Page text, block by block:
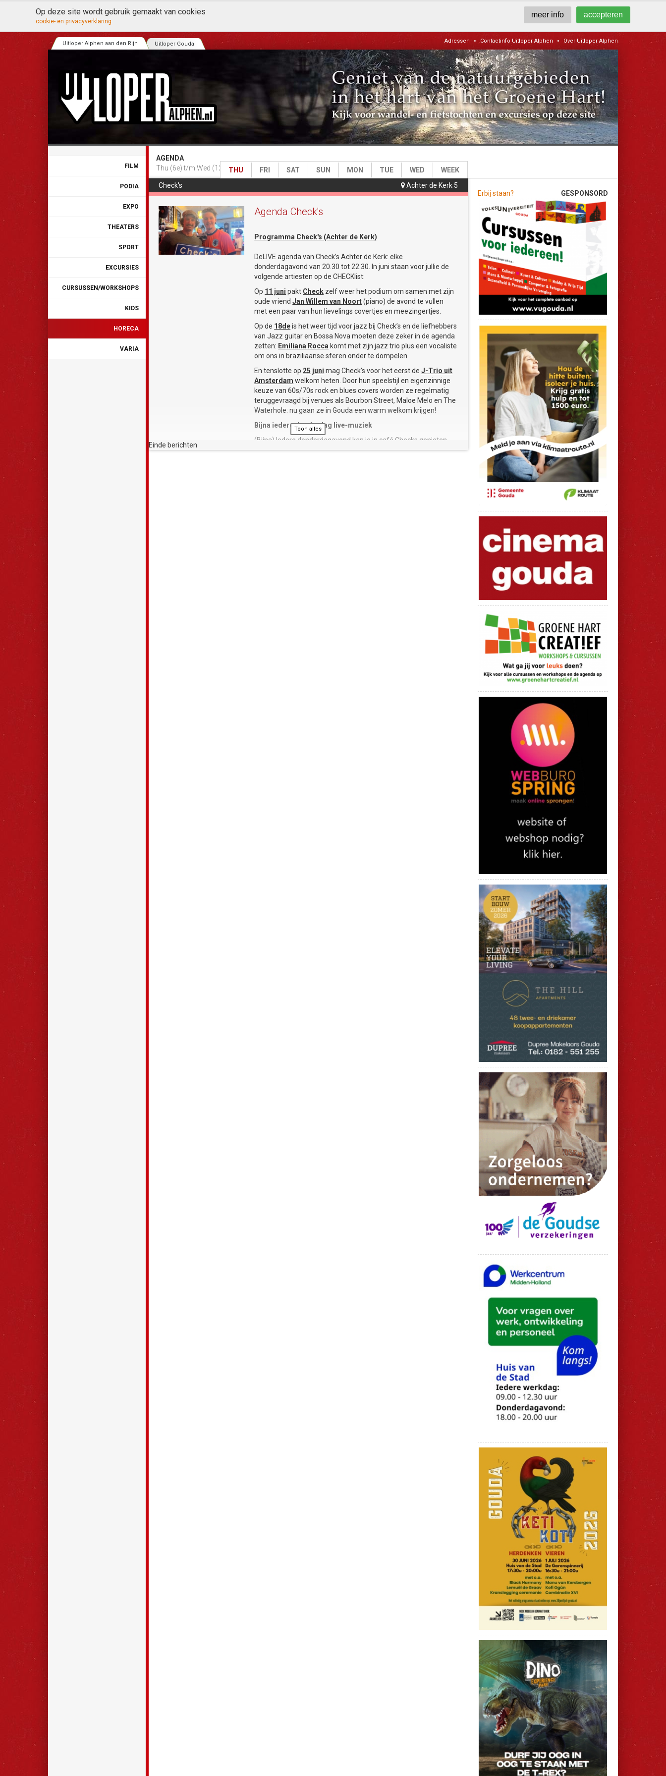
Op deze site wordt gebruik gemaakt van cookies
cookie- en privacyverklaring
accepteren
meer info
Uitloper Alphen aan den Rijn Uitloper Gouda Adressen • Contactinfo Uitloper Alphen • Over Uitloper Alphen
FILM
PODIA
EXPO
THEATERS
SPORT
EXCURSIES
CURSUSSEN/WORKSHOPS
KIDS
HORECA
VARIA
THU FRI SAT SUN MON TUE WED WEEK
AGENDA
Thu (6e) t/m Wed (12e)
Check's Achter de Kerk 5
Agenda Check's
Programma Check's (Achter de Kerk)
DeLIVE agenda van Check’s Achter de Kerk: elke
donderdagavond van 20.30 tot 22.30. In juni staan voor jullie de
volgende artiesten op de CHECKlist:
Op 11 juni pakt Check zelf weer het podium om samen met zijn
oude vriendJan Willem van Noort(piano) de avond te vullen
met een paar van hun lievelings covertjes en meezingertjes.
Op de 18deis het weer tijd voor jazz bij Check’s en de liefhebbers
van Jazz guitar en Bossa Nova moeten deze zeker in de agenda
zetten: Emiliana Rocca komt met zijn jazz trio plus een vocaliste
om ons in braziliaanse sferen onder te dompelen.
En tenslotte op 25 juni mag Check’s voor het eerst deJ-Trio uit
Amsterdam welkom heten. Door hun speelstijl en eigenzinnige
keuze van 60s/70s rock en blues covers worden ze regelmatig
teruggevraagd bij venues als Bourbon Street, Maloe Melo en The
Waterhole: nu gaan ze in Gouda een warm welkom krijgen!
Bijna iedere donderdag live-muziek
(Bijna) Iedere donderdagavond kan je in café Checks genieten
van live muziek. Entree = gratis.
Toon alles
Einde berichten
Erbij staan? GESPONSORD